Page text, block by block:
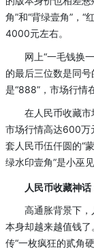
角”和“背绿壹角”，
4000元左右。
网上“一毛钱换一
的最后三位数是同
是“888”，市场行情
在人民币收藏市
市场行情高达600万
套人民币伍仟圆的“
绿水印壹角”是小巫见
人民币收藏神话
高通胀背景下，
本身却越来越值钱
传“一枚疯狂的贰角